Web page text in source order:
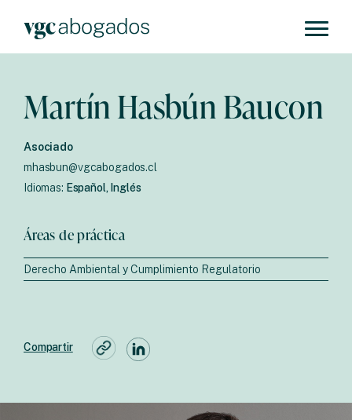
Martín Hasbún Baucon
Asociado
mhasbun@vgcabogados.cl
Idiomas: Español, Inglés
Áreas de práctica
Derecho Ambiental y Cumplimiento Regulatorio
Compartir